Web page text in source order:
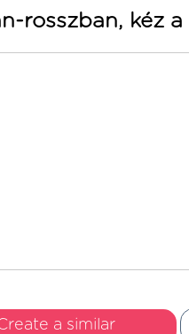
rosszban, kéz
a similar